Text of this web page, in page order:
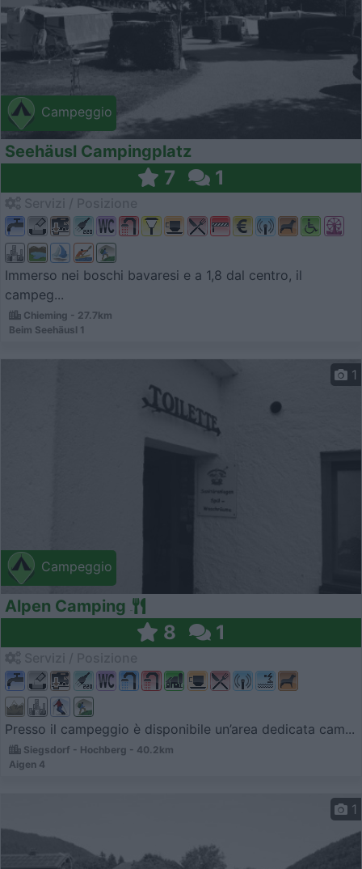
Campeggio
Seehäusl Campingplatz
7 1
Immerso nei boschi bavaresi e a 1,8 dal centro, il
campeg...
Chieming - 27.7km
Beim Seehäusl 1
Campeggio
1
Alpen Camping
8 1
Presso il campeggio è disponibile un’area dedicata cam...
Siegsdorf - Hochberg - 40.2km
Aigen 4
1